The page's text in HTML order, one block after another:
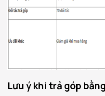
Lưu ý khi trả góp